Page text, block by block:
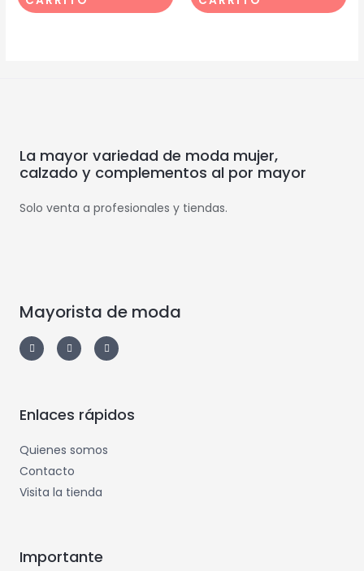
La mayor variedad de moda mujer,
calzado y complementos al por mayor
Solo venta a profesionales y tiendas.
Mayorista de moda
Enlaces rápidos
Quienes somos
Contacto
Visita la tienda
Importante